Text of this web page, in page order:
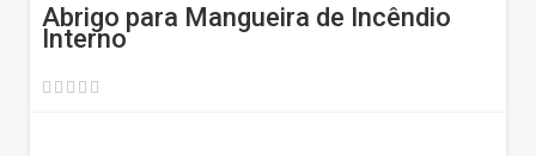
Abrigo para Mangueira de Incêndio
Interno